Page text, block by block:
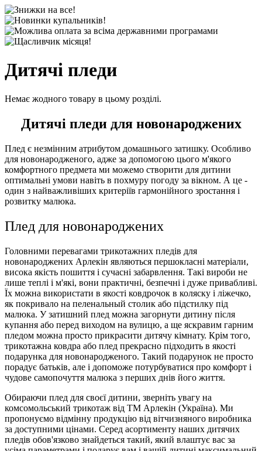
Дитячі пледи
Немає жодного товару в цьому розділі.
Дитячі пледи для новонароджених
Плед є незмінним атрибутом домашнього затишку. Особливо
для новонародженого, адже за допомогою цього м'якого
комфортного предмета ми можемо створити для дитини
оптимальні умови навіть в похмуру погоду за вікном. А це -
один з найважливіших критеріїв гармонійного зростання і
розвитку малюка.
Плед для новонароджених
Головними перевагами трикотажних пледів для
новонароджених Арлекін являються першокласні матеріали,
висока якість пошиття і сучасні забарвлення. Такі вироби не
лише теплі і м'які, вони практичні, безпечні і дуже привабливі.
Їх можна використати в якості ковдрочок в коляску і ліжечко,
як покривало на пеленальный столик або підстилку під
малюка. У затишний плед можна загорнути дитину після
купання або перед виходом на вулицю, а ще яскравим гарним
пледом можна просто прикрасити дитячу кімнату. Крім того,
трикотажна ковдра або плед прекрасно підходить в якості
подарунка для новонародженого. Такий подарунок не просто
порадує батьків, але і допоможе потурбуватися про комфорт і
чудове самопочуття малюка з перших днів його життя.
Обираючи плед для своєї дитини, зверніть увагу на
комсомольський трикотаж від ТМ Арлекін (Україна). Ми
пропонуємо відмінну продукцію від вітчизняного виробника
за доступними цінами. Серед асортименту наших дитячих
пледів обов'язково знайдеться такий, який влаштує вас за